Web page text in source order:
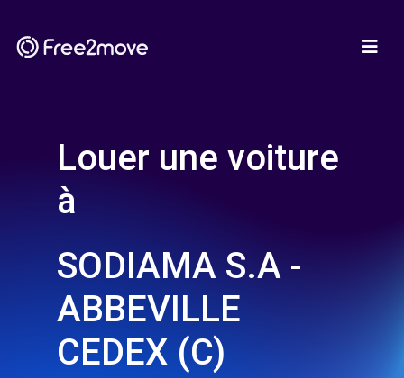
Louer une voiture
à
SODIAMA S.A -
ABBEVILLE
CEDEX (C)